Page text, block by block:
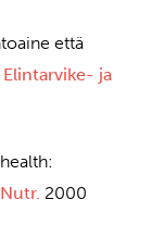
että
Elintarvike- ja
2000